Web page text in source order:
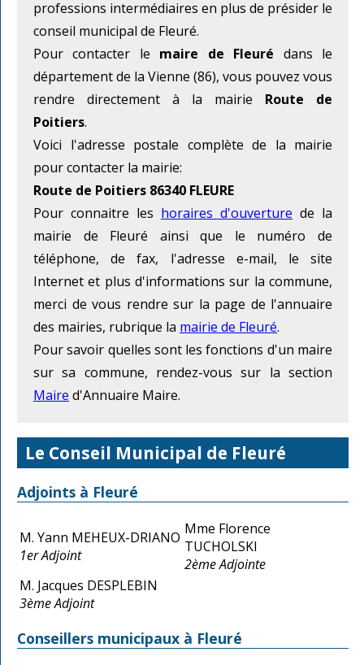
professions intermédiaires en plus de présider le
conseil municipal de Fleuré.
Pour contacter le maire de Fleuré dans le
département de la Vienne (86), vous pouvez vous
rendre directement à la mairie Route de
Poitiers.
Voici l'adresse postale complète de la mairie
pour contacter la mairie:
Route de Poitiers 86340 FLEURE
Pour connaitre les horaires d'ouverture de la
mairie de Fleuré ainsi que le numéro de
téléphone, de fax, l'adresse e-mail, le site
Internet et plus d'informations sur la commune,
merci de vous rendre sur la page de l'annuaire
des mairies, rubrique la mairie de Fleuré.
Pour savoir quelles sont les fonctions d'un maire
sur sa commune, rendez-vous sur la section
Maire d'Annuaire Maire.
Le Conseil Municipal de Fleuré
Adjoints à Fleuré
M. Yann MEHEUX-DRIANO
1er Adjoint
Mme Florence
TUCHOLSKI
2ème Adjointe
M. Jacques DESPLEBIN
3ème Adjoint
Conseillers municipaux à Fleuré